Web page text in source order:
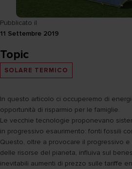
Pubblicato il
11 Settembre 2019
Topic
SOLARE TERMICO
In questo articolo ci occuperemo di
opportunità di risparmio per le famiglie.
Le vecchie tecnologie proponevano
in progressivo esaurimento: fonti fossili
Questo, oltre a provocare il progressivo
delle risorse del pianeta, influiva sul
inevitabili aumenti di prezzo sulle tariffe